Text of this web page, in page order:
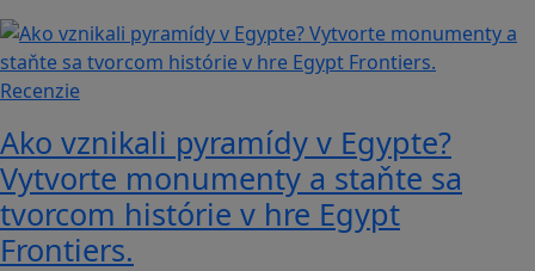
Recenzie
Ako vznikali pyramídy v Egypte?
Vytvorte monumenty a staňte sa
tvorcom histórie v hre Egypt
Frontiers.